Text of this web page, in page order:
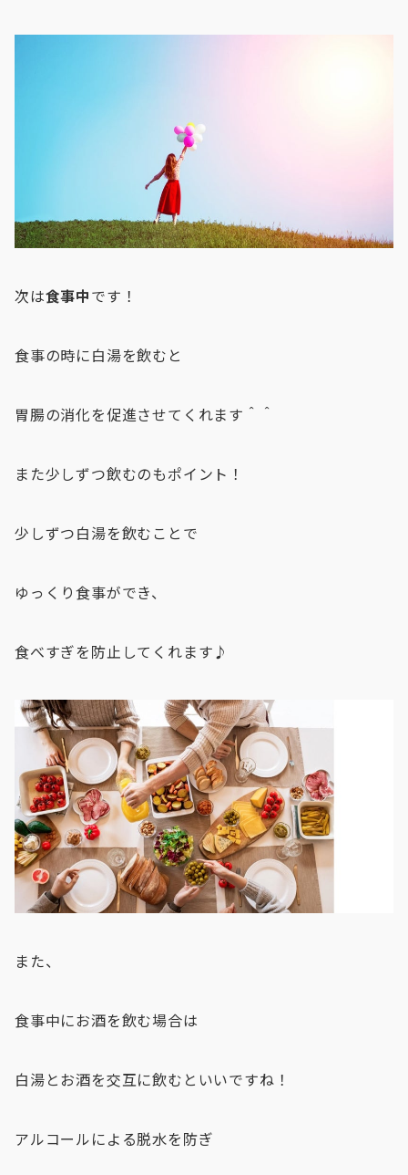
次は食事中です！
食事の時に白湯を飲むと
胃腸の消化を促進させてくれます＾＾
また少しずつ飲むのもポイント！
少しずつ白湯を飲むことで
ゆっくり食事ができ、
食べすぎを防止してくれます♪
また、
食事中にお酒を飲む場合は
白湯とお酒を交互に飲むといいですね！
アルコールによる脱水を防ぎ